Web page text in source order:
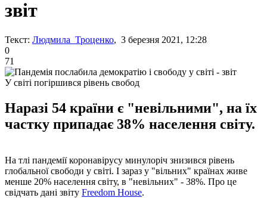
звіт
Текст: Людмила Троценко, 3 березня 2021, 12:28
0
71
У світі погіршився рівень свобод
Наразі 54 країни є "невільними", на їх
частку припадає 38% населення світу.
На тлі пандемії коронавірусу минулоріч знизився рівень
глобальної свободи у світі. І зараз у "вільних" країнах живе
менше 20% населення світу, в "невільних" - 38%. Про це
свідчать дані звіту Freedom House.